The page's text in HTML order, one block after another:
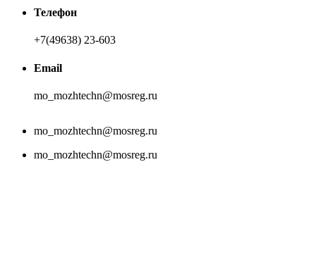
Телефон
+7(49638) 23-603
Email
mo_mozhtechn@mosreg.ru
mo_mozhtechn@mosreg.ru
mo_mozhtechn@mosreg.ru